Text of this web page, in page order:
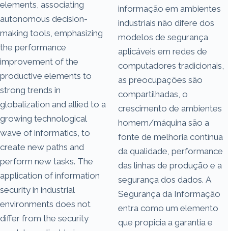
elements, associating
autonomous decision-
making tools, emphasizing
the performance
improvement of the
productive elements to
strong trends in
globalization and allied to a
growing technological
wave of informatics, to
create new paths and
perform new tasks. The
application of information
security in industrial
environments does not
differ from the security
informação em ambientes
industriais não difere dos
modelos de segurança
aplicáveis em redes de
computadores tradicionais,
as preocupações são
compartilhadas, o
crescimento de ambientes
homem/máquina são a
fonte de melhoria contínua
da qualidade, performance
das linhas de produção e a
segurança dos dados. A
Segurança da Informação
entra como um elemento
que propicia a garantia e